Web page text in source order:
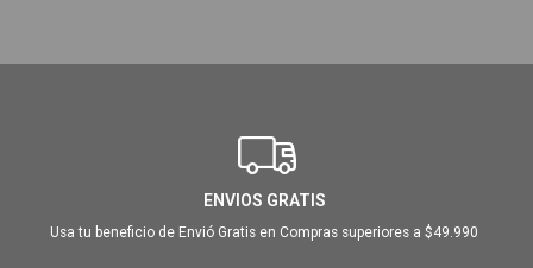
ENVIOS GRATIS
Usa tu beneficio de Envió Gratis en Compras superiores a $49.990